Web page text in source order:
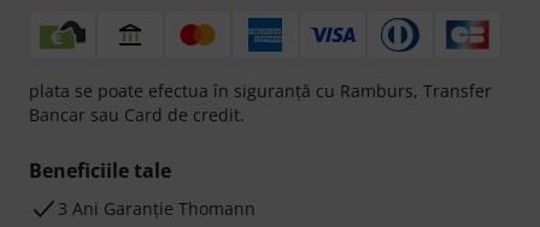
plata se poate efectua în siguranță cu Ramburs, Transfer
Bancar sau Card de credit.
Beneficiile tale
3 Ani Garanție Thomann